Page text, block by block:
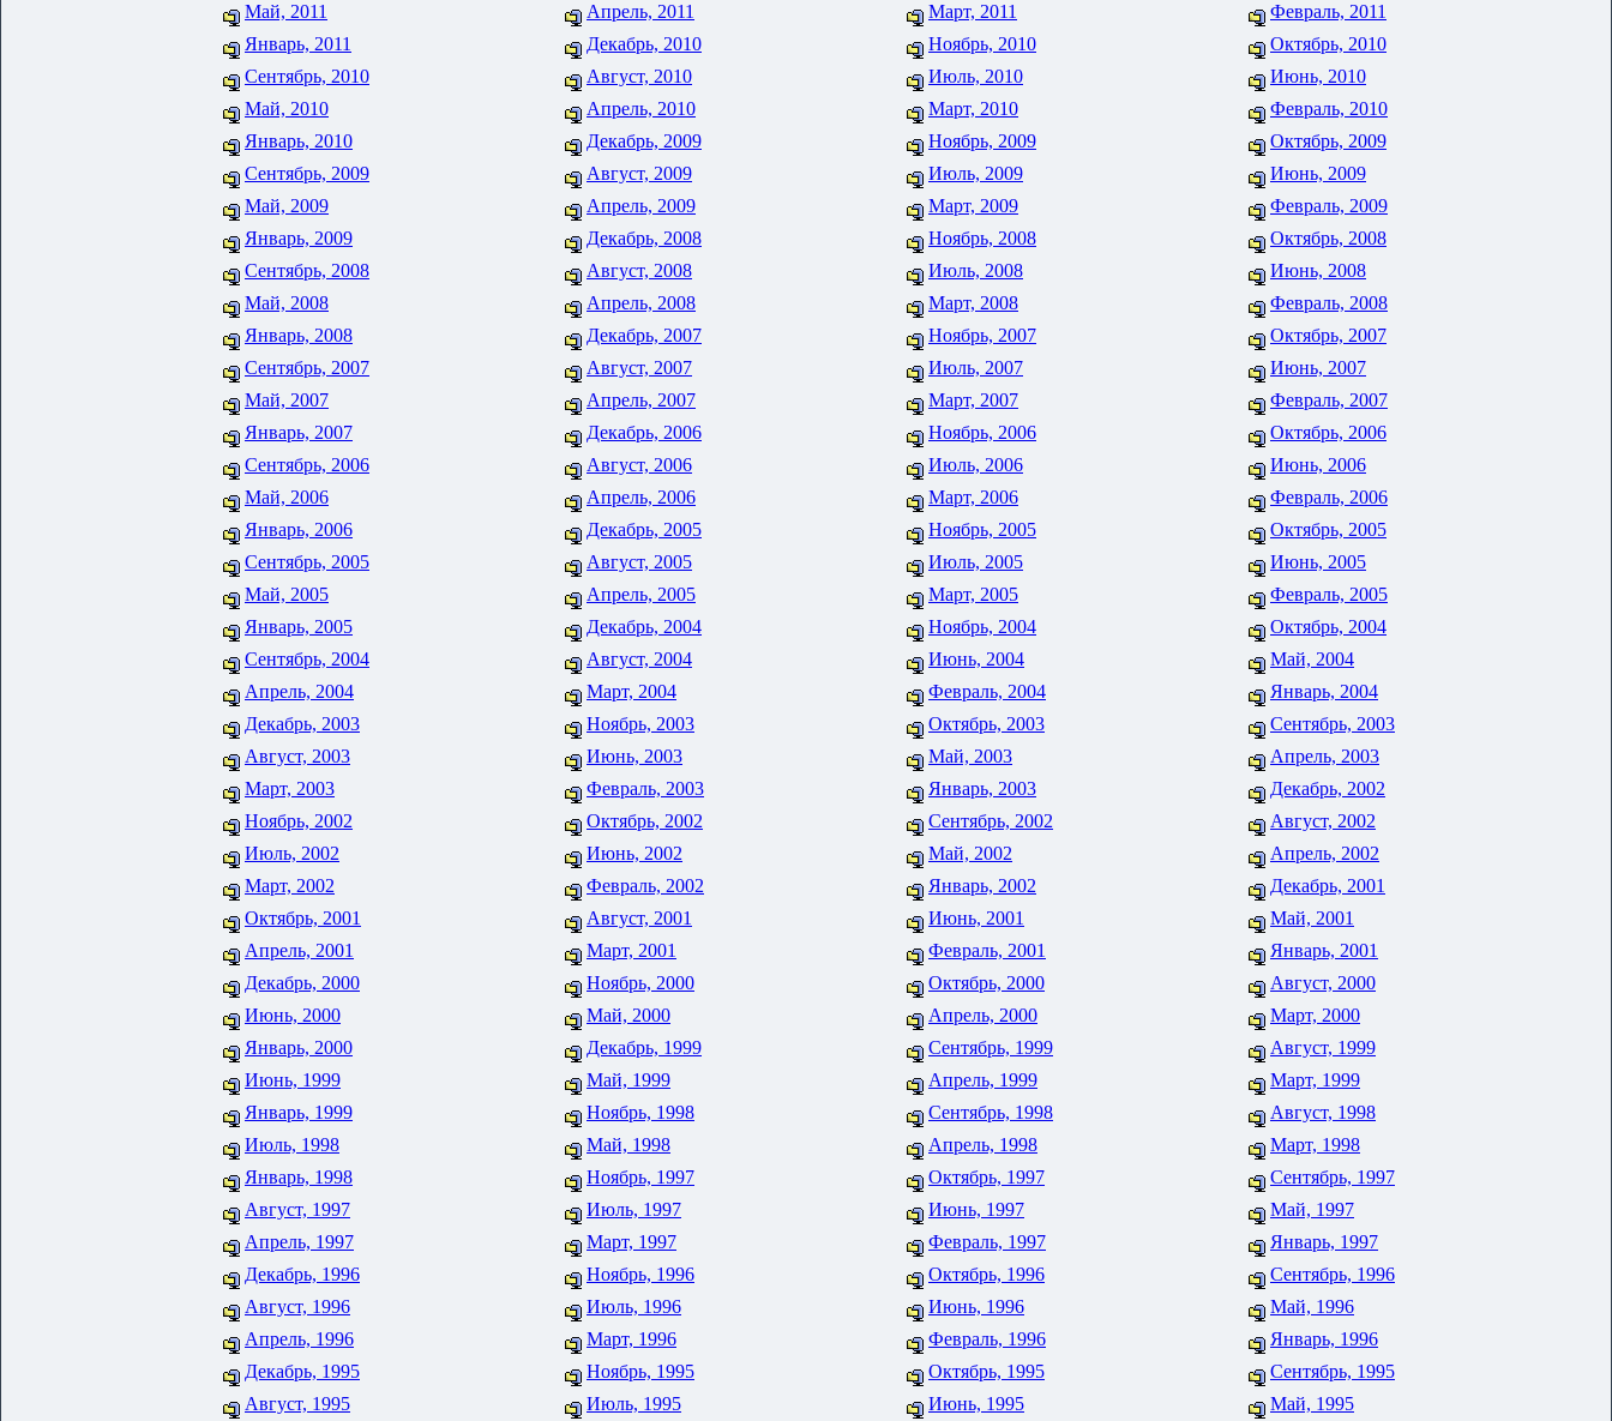
Май, 2011
Апрель, 2011 Март, 2011
Февраль, 2011
Январь, 2011
Декабрь, 2010 Ноябрь, 2010
Октябрь, 2010
Сентябрь, 2010
Август, 2010 Июль, 2010
Июнь, 2010
Май, 2010
Апрель, 2010 Март, 2010
Февраль, 2010
Январь, 2010
Декабрь, 2009 Ноябрь, 2009
Октябрь, 2009
Сентябрь, 2009
Август, 2009 Июль, 2009
Июнь, 2009
Май, 2009
Апрель, 2009 Март, 2009
Февраль, 2009
Январь, 2009
Декабрь, 2008 Ноябрь, 2008
Октябрь, 2008
Сентябрь, 2008
Август, 2008 Июль, 2008
Июнь, 2008
Май, 2008
Апрель, 2008 Март, 2008
Февраль, 2008
Январь, 2008
Декабрь, 2007 Ноябрь, 2007
Октябрь, 2007
Сентябрь, 2007
Август, 2007 Июль, 2007
Июнь, 2007
Май, 2007
Апрель, 2007 Март, 2007
Февраль, 2007
Январь, 2007
Декабрь, 2006 Ноябрь, 2006
Октябрь, 2006
Сентябрь, 2006
Август, 2006 Июль, 2006
Июнь, 2006
Май, 2006
Апрель, 2006 Март, 2006
Февраль, 2006
Январь, 2006
Декабрь, 2005 Ноябрь, 2005
Октябрь, 2005
Сентябрь, 2005
Август, 2005 Июль, 2005
Июнь, 2005
Май, 2005
Апрель, 2005 Март, 2005
Февраль, 2005
Январь, 2005
Декабрь, 2004 Ноябрь, 2004
Октябрь, 2004
Сентябрь, 2004
Август, 2004 Июнь, 2004
Май, 2004
Апрель, 2004
Март, 2004 Февраль, 2004
Январь, 2004
Декабрь, 2003
Ноябрь, 2003 Октябрь, 2003
Сентябрь, 2003
Август, 2003
Июнь, 2003 Май, 2003
Апрель, 2003
Март, 2003
Февраль, 2003 Январь, 2003
Декабрь, 2002
Ноябрь, 2002
Октябрь, 2002 Сентябрь, 2002
Август, 2002
Июль, 2002
Июнь, 2002 Май, 2002
Апрель, 2002
Март, 2002
Февраль, 2002 Январь, 2002
Декабрь, 2001
Октябрь, 2001
Август, 2001 Июнь, 2001
Май, 2001
Апрель, 2001
Март, 2001 Февраль, 2001
Январь, 2001
Декабрь, 2000
Ноябрь, 2000 Октябрь, 2000
Август, 2000
Июнь, 2000
Май, 2000 Апрель, 2000
Март, 2000
Январь, 2000
Декабрь, 1999 Сентябрь, 1999
Август, 1999
Июнь, 1999
Май, 1999 Апрель, 1999
Март, 1999
Январь, 1999
Ноябрь, 1998 Сентябрь, 1998
Август, 1998
Июль, 1998
Май, 1998 Апрель, 1998
Март, 1998
Январь, 1998
Ноябрь, 1997 Октябрь, 1997
Сентябрь, 1997
Август, 1997
Июль, 1997 Июнь, 1997
Май, 1997
Апрель, 1997
Март, 1997 Февраль, 1997
Январь, 1997
Декабрь, 1996
Ноябрь, 1996 Октябрь, 1996
Сентябрь, 1996
Август, 1996
Июль, 1996 Июнь, 1996
Май, 1996
Апрель, 1996
Март, 1996 Февраль, 1996
Январь, 1996
Декабрь, 1995
Ноябрь, 1995 Октябрь, 1995
Сентябрь, 1995
Август, 1995
Июль, 1995 Июнь, 1995 Май, 1995